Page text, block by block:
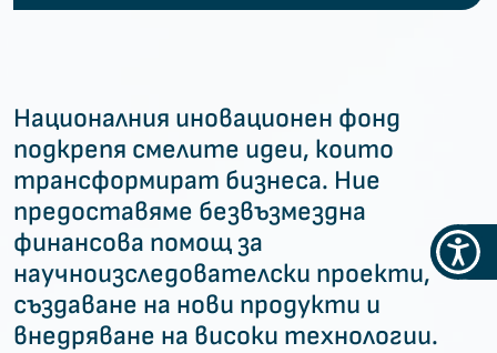
Меню
Националния иновационен фонд
подкрепя смелите идеи, които
трансформират бизнеса. Ние
предоставяме безвъзмездна
финансова помощ за
научноизследователски проекти,
създаване на нови продукти и
внедряване на високи технологии.